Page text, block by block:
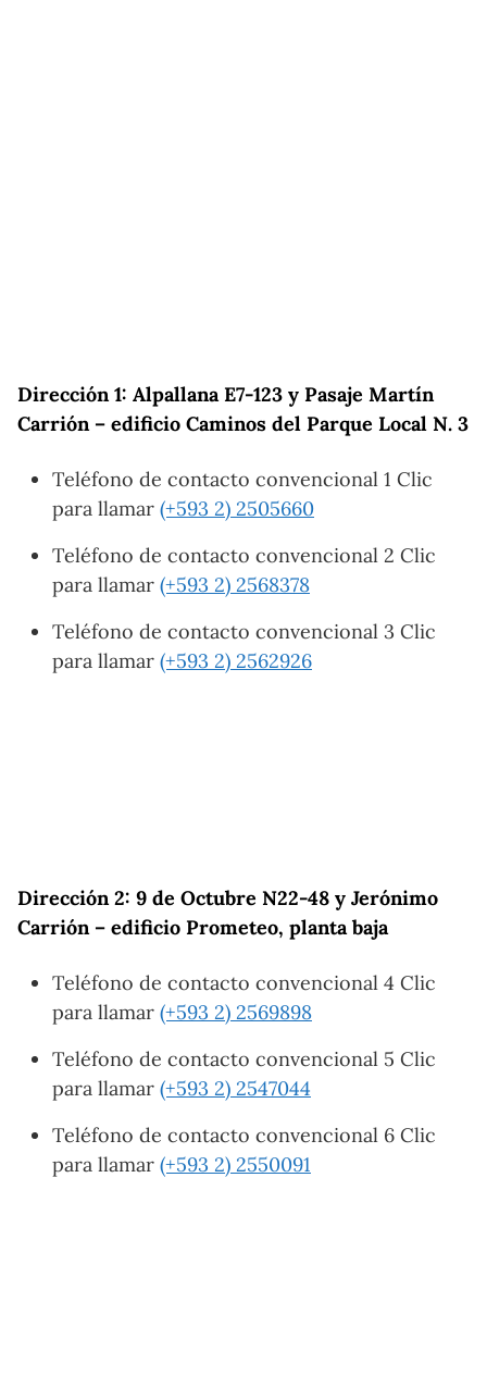
Dirección 1: Alpallana E7-123 y Pasaje Martín
Carrión – edificio Caminos del Parque Local N. 3
Teléfono de contacto convencional 1 Clic
para llamar (+593 2) 2505660
Teléfono de contacto convencional 2 Clic
para llamar (+593 2) 2568378
Teléfono de contacto convencional 3 Clic
para llamar (+593 2) 2562926
Dirección 2: 9 de Octubre N22-48 y Jerónimo
Carrión – edificio Prometeo, planta baja
Teléfono de contacto convencional 4 Clic
para llamar (+593 2) 2569898
Teléfono de contacto convencional 5 Clic
para llamar (+593 2) 2547044
Teléfono de contacto convencional 6 Clic
para llamar (+593 2) 2550091